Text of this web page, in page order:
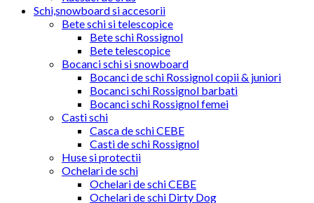
Schi,snowboard si accesorii
Bete schi si telescopice
Bete schi Rossignol
Bete telescopice
Bocanci schi si snowboard
Bocanci de schi Rossignol copii & juniori
Bocanci schi Rossignol barbati
Bocanci schi Rossignol femei
Casti schi
Casca de schi CEBE
Casti de schi Rossignol
Huse si protectii
Ochelari de schi
Ochelari de schi CEBE
Ochelari de schi Dirty Dog